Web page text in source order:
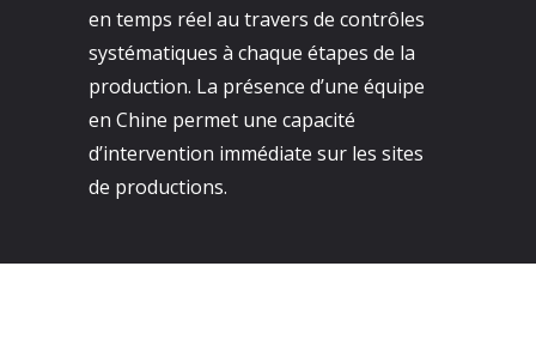
en temps réel au travers de contrôles
systématiques à chaque étapes de la
production. La présence d’une équipe
en Chine permet une capacité
d’intervention immédiate sur les sites
de productions.